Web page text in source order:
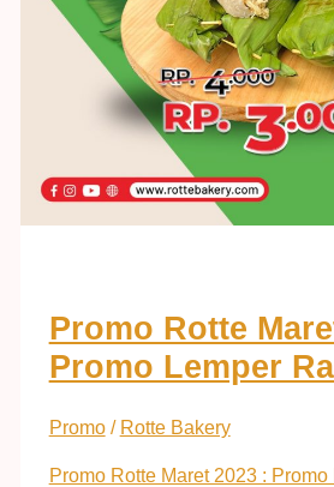
Promo Rotte
Promo Lemper
Promo/ Rotte Bakery
Promo Rotte Maret 2023 :